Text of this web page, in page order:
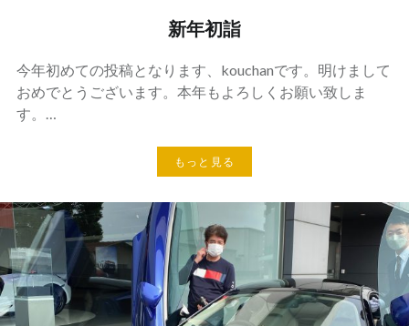
新年初詣
今年初めての投稿となります、kouchanです。明けまして
おめでとうございます。本年もよろしくお願い致しま
す。…
もっと見る